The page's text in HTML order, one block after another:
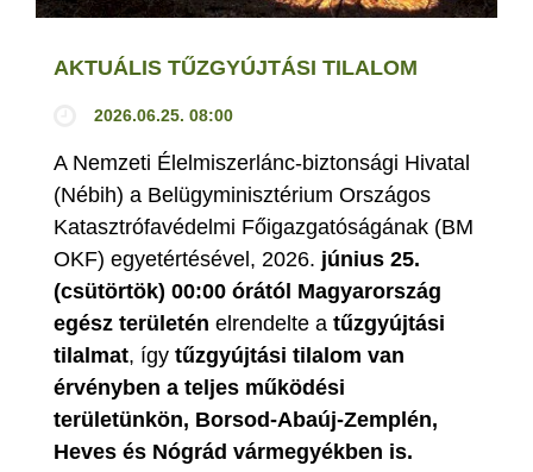
AKTUÁLIS TŰZGYÚJTÁSI TILALOM
2026.06.25. 08:00
A Nemzeti Élelmiszerlánc-biztonsági Hivatal
(Nébih) a Belügyminisztérium Országos
Katasztrófavédelmi Főigazgatóságának (BM
OKF) egyetértésével, 2026. június 25.
(csütörtök) 00:00 órától Magyarország
egész területén elrendelte a tűzgyújtási
tilalmat, így tűzgyújtási tilalom van
érvényben a teljes működési
területünkön, Borsod-Abaúj-Zemplén,
Heves és Nógrád vármegyékben is.